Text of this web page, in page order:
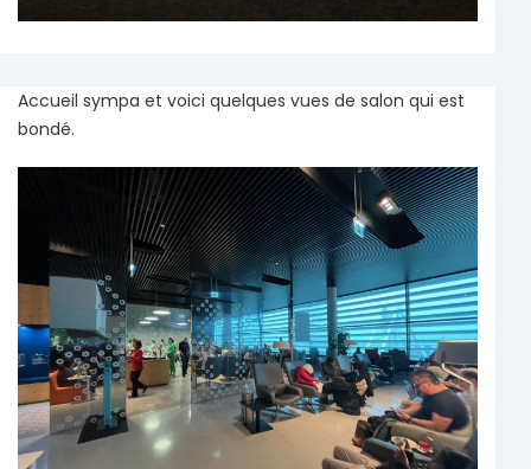
Accueil sympa et voici quelques vues de salon qui est
bondé.